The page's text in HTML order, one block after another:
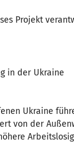
Projekt
in der Ukraine
Ukraine
von der